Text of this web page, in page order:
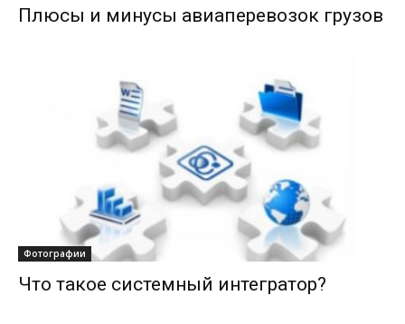
Плюсы и минусы авиаперевозок грузов
Фотографии
Что такое системный интегратор?